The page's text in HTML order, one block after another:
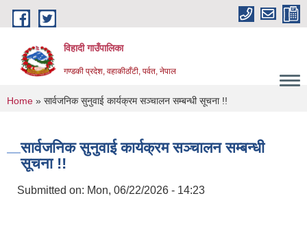
Skip to main content
विहादी गाउँपालिका
गण्डकी प्रदेश, वहाकीठाँटी, पर्वत, नेपाल
You are here
Home » सार्वजनिक सुनुवाई कार्यक्रम सञ्चालन सम्बन्धी सूचना !!
सार्वजनिक सुनुवाई कार्यक्रम सञ्चालन सम्बन्धी
सूचना !!
Submitted on: Mon, 06/22/2026 - 14:23